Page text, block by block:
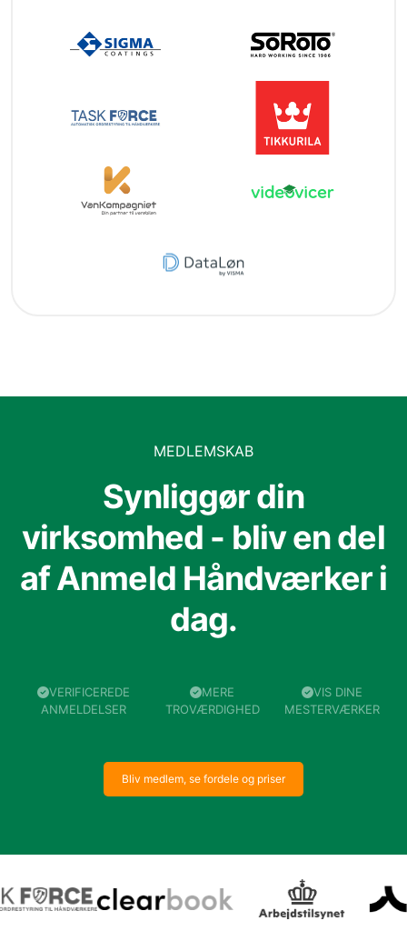
MEDLEMSKAB
Synliggør din
virksomhed - bliv en del
af Anmeld Håndværker i
dag.
VERIFICEREDE
ANMELDELSER
MERE
TROVÆRDIGHED
VIS DINE
MESTERVÆRKER
Bliv medlem, se fordele og priser